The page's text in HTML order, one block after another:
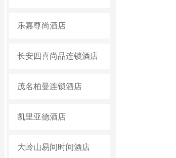
乐嘉尊尚酒店
长安四喜尚品连锁酒店
茂名柏曼连锁酒店
凯里亚德酒店
大岭山易间时间酒店